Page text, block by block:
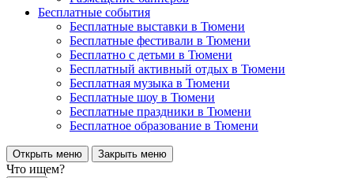
Бесплатные события
Бесплатные выставки в Тюмени
Бесплатные фестивали в Тюмени
Бесплатно с детьми в Тюмени
Бесплатный активный отдых в Тюмени
Бесплатная музыка в Тюмени
Бесплатные шоу в Тюмени
Бесплатные праздники в Тюмени
Бесплатное образование в Тюмени
Открыть меню Закрыть меню
Что ищем?